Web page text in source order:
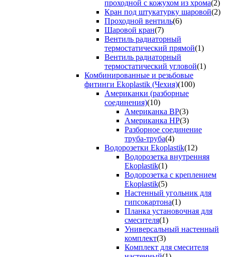
проходной с кожухом из хрома(2)
Кран под штукатурку шаровой(2)
Проходной вентиль(6)
Шаровой кран(7)
Вентиль радиаторный
термостатический прямой(1)
Вентиль радиаторный
термостатический угловой(1)
Комбинированные и резьбовые
фитинги Ekoplastik (Чехия)(100)
Американки (разборные
соединения)(10)
Американка ВР(3)
Американка НР(3)
Разборное соединение
труба-труба(4)
Водорозетки Ekoplastik(12)
Водорозетка внутренняя
Ekoplastik(1)
Водорозетка с креплением
Ekoplastik(5)
Настенный угольник для
гипсокартона(1)
Планка установочная для
смесителя(1)
Универсальный настенный
комплект(3)
Комплект для смесителя